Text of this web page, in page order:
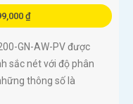
₫
GN-AW-PV được
sắc nét với độ phân
thông số là